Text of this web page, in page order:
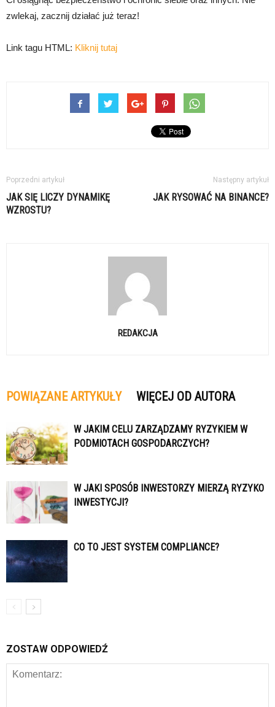
zwlekaj, zacznij działać już teraz!
Link tagu HTML: Kliknij tutaj
Poprzedni artykuł
JAK SIĘ LICZY DYNAMIKĘ
WZROSTU?
Następny artykuł
JAK RYSOWAĆ NA BINANCE?
REDAKCJA
POWIĄZANE ARTYKUŁY WIĘCEJ OD AUTORA
W JAKIM CELU ZARZĄDZAMY RYZYKIEM W
PODMIOTACH GOSPODARCZYCH?
W JAKI SPOSÓB INWESTORZY MIERZĄ RYZYKO
INWESTYCJI?
CO TO JEST SYSTEM COMPLIANCE?
ZOSTAW ODPOWIEDŹ